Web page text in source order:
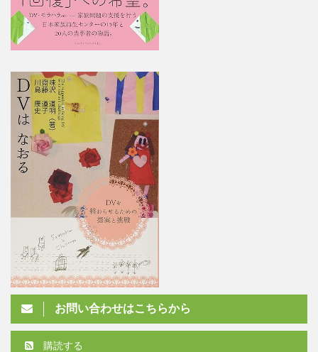
お問い合わせはこちらから
購読する